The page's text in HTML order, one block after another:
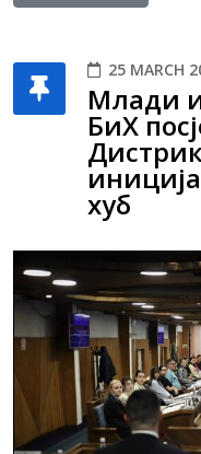
25 MARCH
Млади
БиХ
хуб